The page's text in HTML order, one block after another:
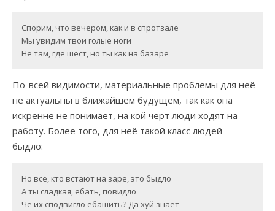
Спорим, что вечером, как и в спротзале
Мы увидим твои голые ноги
Не там, где шест, но ты как на базаре
По-всей видимости, материальные проблемы для неё
не актуальны в ближайшем будущем, так как она
искренне не понимает, на кой чёрт люди ходят на
работу. Более того, для неё такой класс людей —
быдло:
Но все, кто встают на заре, это быдло
А ты сладкая, ебать, повидло
Чё их сподвигло ебашить? Да хуй знает